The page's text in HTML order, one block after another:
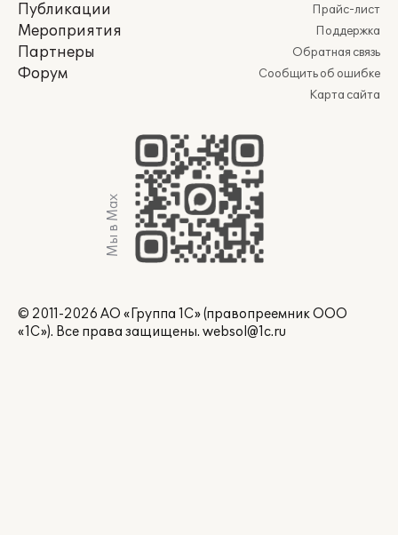
Публикации
Мероприятия
Партнеры
Форум
Прайс-лист
Поддержка
Обратная связь
Сообщить об ошибке
Карта сайта
Мы в Max
© 2011-2026 АО «Группа 1С» (правопреемник ООО
«1С»). Все права защищены. websol@1c.ru